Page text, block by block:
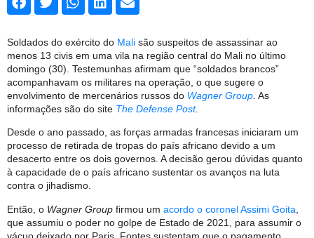
Soldados do exército do Mali são suspeitos de assassinar ao
menos 13 civis em uma vila na região central do Mali no último
domingo (30). Testemunhas afirmam que “soldados brancos”
acompanhavam os militares na operação, o que sugere o
envolvimento de mercenários russos do Wagner Group . As
informações são do site The Defense Post.
Desde o ano passado, as forças armadas francesas iniciaram um
processo de retirada de tropas do país africano devido a um
desacerto entre os dois governos. A decisão gerou dúvidas quanto
à capacidade de o país africano sustentar os avanços na luta
contra o jihadismo.
Então, o Wagner Group firmou um acordo o coronel Assimi Goita
que assumiu o poder no golpe de Estado de 2021, para assumir o
vácuo deixado por Paris. Fontes sustentam que o pagamento